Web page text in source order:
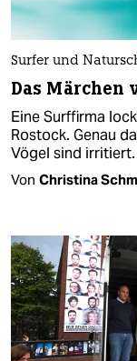
Surfer und
Das Märchen
Eine Surffirma
Rostock. Genau
Vögel sind irritiert.
Von Christina